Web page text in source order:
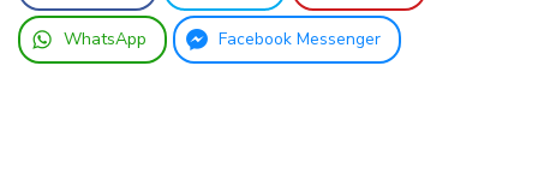
WhatsApp Facebook Messenger